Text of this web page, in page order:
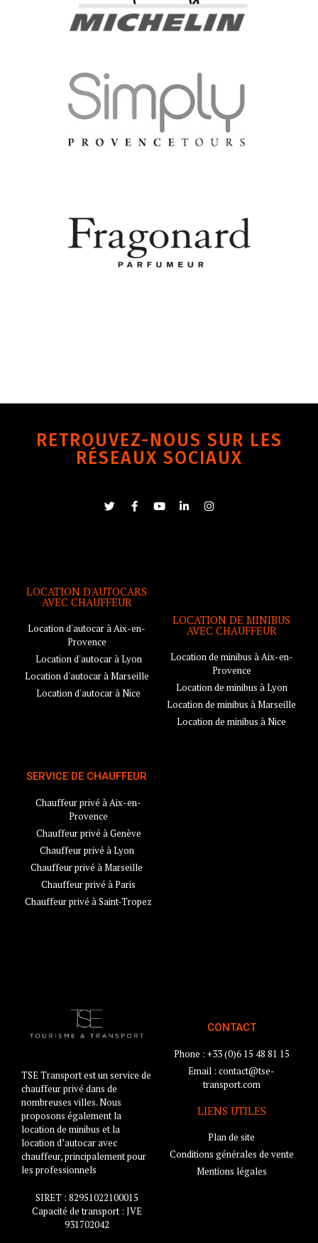
RETROUVEZ-NOUS SUR LES
RÉSEAUX SOCIAUX
LOCATION D'AUTOCARS
AVEC CHAUFFEUR
Location d'autocar à Aix-en-
Provence
Location d'autocar à Lyon
Location d'autocar à Marseille
Location d'autocar à Nice
LOCATION DE MINIBUS
AVEC CHAUFFEUR
Location de minibus à Aix-en-
Provence
Location de minibus à Lyon
Location de minibus à Marseille
Location de minibus à Nice
SERVICE DE CHAUFFEUR
Chauffeur privé à Aix-en-
Provence
Chauffeur privé à Genève
Chauffeur privé à Lyon
Chauffeur privé à Marseille
Chauffeur privé à Paris
Chauffeur privé à Saint-Tropez
TSE Transport est un service de
chauffeur privé dans de
nombreuses villes. Nous
proposons également la
location de minibus et la
location d’autocar avec
chauffeur, principalement pour
les professionnels
SIRET : 82951022100015
Capacité de transport : JVE
931702042
CONTACT
Phone : +33 (0)6 15 48 81 15
Email : contact@tse-
transport.com
LIENS UTILES
Plan de site
Conditions générales de vente
Mentions légales